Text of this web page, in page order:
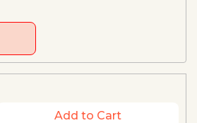
Add to Cart